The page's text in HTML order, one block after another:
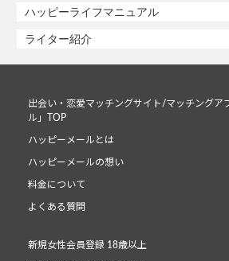
ハッピーライフマニュアル
ライター紹介
出会い・恋愛マッチングサイト/マッチングア
ル」TOP
ハッピーメールとは
ハッピーメールの想い
料金について
よくある質問
新規女性会員登録 18歳以上